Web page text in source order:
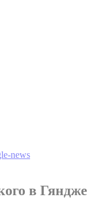
news
в Гяндже